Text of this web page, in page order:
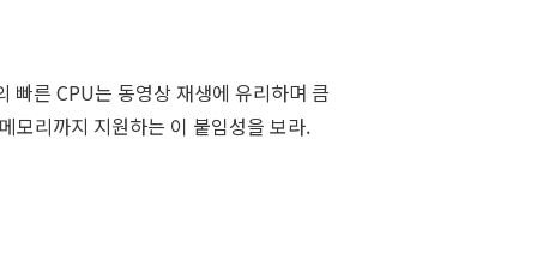
빠른 CPU는 동영상 재생에 유리하며 큼
모리까지 지원하는 이 붙임성을 보라.